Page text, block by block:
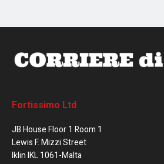
Fortissimo Ltd
JB House Floor 1 Room 1
Lewis F. Mizzi Street
Iklin IKL 1061-Malta